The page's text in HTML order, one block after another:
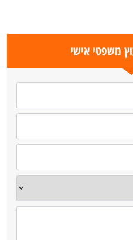
משפטי אישי